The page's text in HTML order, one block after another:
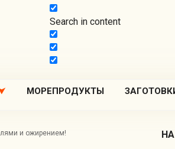
Search in content
МОРЕПРОДУКТЫ
и ожирением!